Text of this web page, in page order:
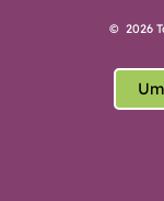
© 2026